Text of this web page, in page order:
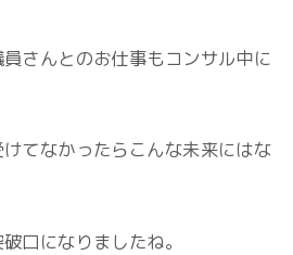
さんとのお仕事もコンサル中に
てなかったらこんな未来にはな
口になりましたね。